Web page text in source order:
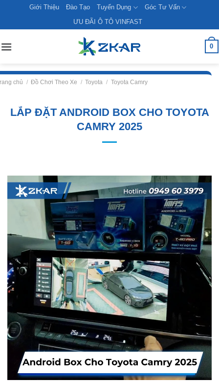
content
Giới Thiệu Đào Tạo Tuyển Dụng
Góc Tư Vấn
ƯU ĐÃI Ô TÔ VINFAST
0
chủ / Đồ Chơi Theo Xe / Toyota / Toyota Camry
LẮP ĐẶT ANDROID BOX CHO TOYOTA
CAMRY 2025